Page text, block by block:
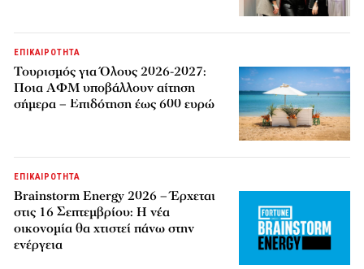
ΕΠΙΚΑΙΡΟΤΗΤΑ
Τουρισμός για Όλους 2026-2027:
Ποια ΑΦΜ υποβάλλουν αίτηση
σήμερα – Επιδότηση έως 600 ευρώ
ΕΠΙΚΑΙΡΟΤΗΤΑ
Brainstorm Energy 2026 – Έρχεται
στις 16 Σεπτεμβρίου: Η νέα
οικονομία θα χτιστεί πάνω στην
ενέργεια